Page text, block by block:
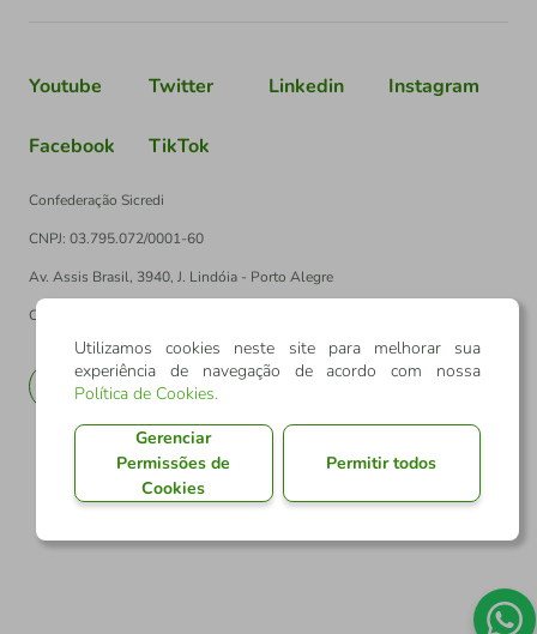
Youtube Twitter Linkedin Instagram
Facebook TikTok
Confederação Sicredi
CNPJ: 03.795.072/0001-60
Av. Assis Brasil, 3940, J. Lindóia - Porto Alegre
CEP: 91010-003
EN
Utilizamos cookies neste site para melhorar sua
experiência de navegação de acordo com nossa
Política de Cookies.
Gerenciar
Permissões de
Cookies
Permitir todos